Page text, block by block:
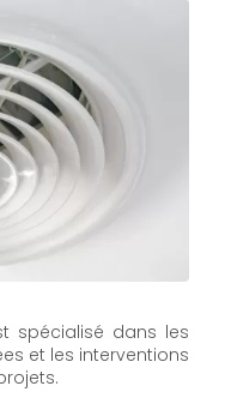
spécialisé dans les
et les interventions